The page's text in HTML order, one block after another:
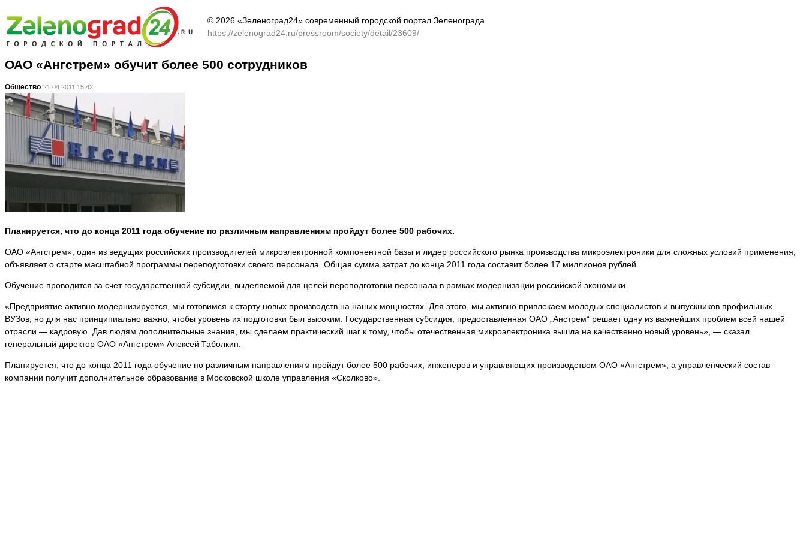
© 2026 «Зеленоград24» современный городской портал Зеленограда
https://zelenograd24.ru/pressroom/society/detail/23609/
ОАО «Ангстрем» обучит более 500 сотрудников
Общество 21.04.2011 15:42
Планируется, что до конца 2011 года обучение по различным направлениям пройдут более 500 рабочих.
ОАО «Ангстрем», один из ведущих российских производителей микроэлектронной компонентной базы и лидер российского рынка производства микроэлектроники для сложных условий применения,
объявляет о старте масштабной программы переподготовки своего персонала. Общая сумма затрат до конца 2011 года составит более 17 миллионов рублей.
Обучение проводится за счет государственной субсидии, выделяемой для целей переподготовки персонала в рамках модернизации российской экономики.
«Предприятие активно модернизируется, мы готовимся к старту новых производств на наших мощностях. Для этого, мы активно привлекаем молодых специалистов и выпускников профильных
ВУЗов, но для нас принципиально важно, чтобы уровень их подготовки был высоким. Государственная субсидия, предоставленная ОАО „Анстрем“ решает одну из важнейших проблем всей нашей
отрасли — кадровую. Дав людям дополнительные знания, мы сделаем практический шаг к тому, чтобы отечественная микроэлектроника вышла на качественно новый уровень», — сказал
генеральный директор ОАО «Ангстрем» Алексей Таболкин.
Планируется, что до конца 2011 года обучение по различным направлениям пройдут более 500 рабочих, инженеров и управляющих производством ОАО «Ангстрем», а управленческий состав
компании получит дополнительное образование в Московской школе управления «Сколково».